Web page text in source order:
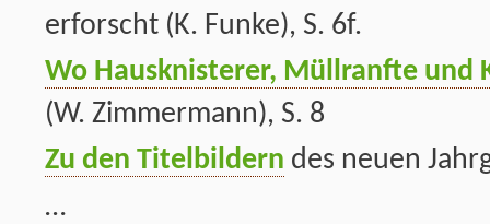
erforscht (K. Funke), S. 6f.
Wo Hausknisterer, Müllranfte und
(W. Zimmermann), S. 8
Zu den Titelbildern des neuen
…